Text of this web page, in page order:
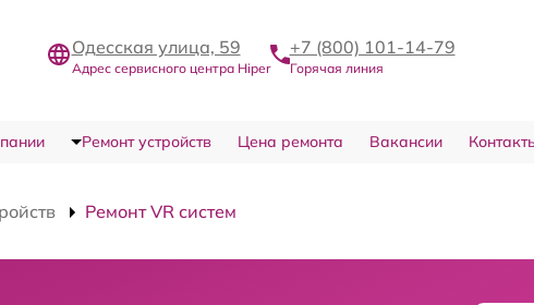
Одесская улица, 59
Адрес сервисного центра Hiper
+7 (800) 101-14-79
Горячая линия
Ремонт устройств Цена ремонта Вакансии
Ремонт VR систем